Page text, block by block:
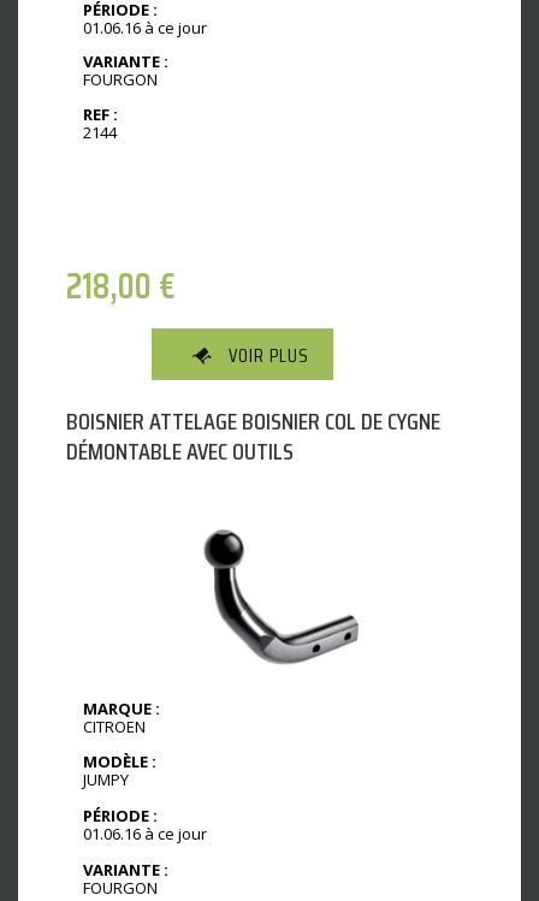
PÉRIODE :
01.06.16 à ce jour
VARIANTE :
FOURGON
REF :
2144
218,00€
VOIR PLUS
BOISNIER ATTELAGE BOISNIER COL DE CYGNE
DÉMONTABLE AVEC OUTILS
MARQUE :
CITROEN
MODÈLE :
JUMPY
PÉRIODE :
01.06.16 à ce jour
VARIANTE :
FOURGON